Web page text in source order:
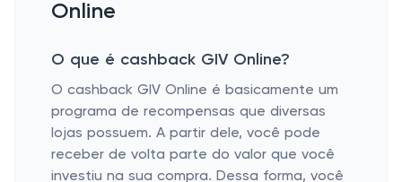
Online
O que é cashback GIV Online?
O cashback GIV Online é basicamente um
programa de recompensas que diversas
lojas possuem. A partir dele, você pode
receber de volta parte do valor que você
investiu na sua compra. Dessa forma, você